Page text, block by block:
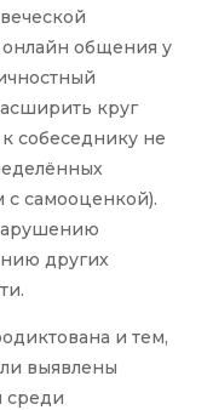
онлайн общения у
круг
собеседнику не
с самооценкой).
других
и тем,
выявлены
среди